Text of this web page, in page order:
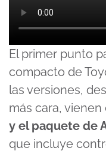
El primer punto
compacto de
las versiones,
más cara,
y el paquete de
que incluye